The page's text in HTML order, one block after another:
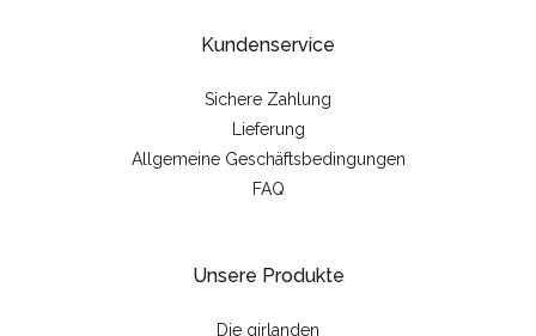
Kundenservice
Sichere Zahlung
Lieferung
Allgemeine Geschäftsbedingungen
FAQ
Unsere Produkte
Die girlanden